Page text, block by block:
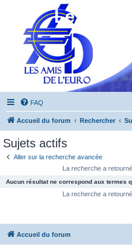
Les
FAQ
Accueil du forum Rechercher
Sujets actifs
Aller sur la recherche avancée
La recherche a
Aucun résultat ne correspond aux termes
La recherche a
Accueil du forum